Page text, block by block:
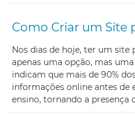
Como Criar um Site
Nos dias de hoje, ter um site
apenas uma opção, mas
indicam que mais de 90%
informações online antes de
ensino, tornando a